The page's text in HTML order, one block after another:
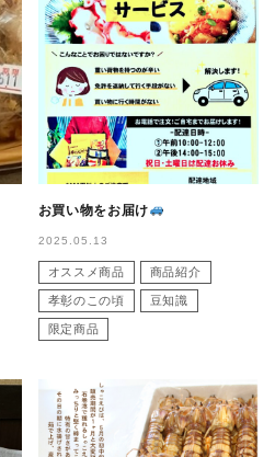
お買い物をお届け
2025.05.13
オススメ商品 商品紹介
孝彰のこの頃 豆知識
限定商品